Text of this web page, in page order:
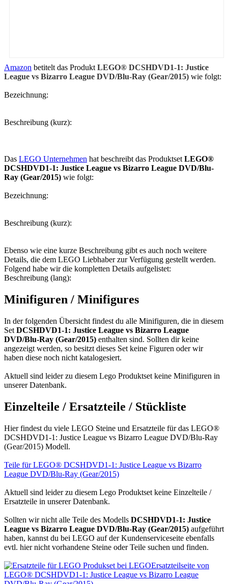
Amazon betitelt das Produkt LEGO® DCSHDVD1-1: Justice
League vs Bizarro League DVD/Blu-Ray (Gear/2015) wie folgt:
Bezeichnung:
Beschreibung (kurz):
Das LEGO Unternehmen hat beschreibt das Produktset LEGO®
DCSHDVD1-1: Justice League vs Bizarro League DVD/Blu-
Ray (Gear/2015) wie folgt:
Bezeichnung:
Beschreibung (kurz):
Ebenso wie eine kurze Beschreibung gibt es auch noch weitere
Details, die dem LEGO Liebhaber zur Verfügung gestellt werden.
Folgend habe wir die kompletten Details aufgelistet:
Beschreibung (lang):
Minifiguren / Minifigures
In der folgenden Übersicht findest du alle Minifiguren, die in diesem
Set DCSHDVD1-1: Justice League vs Bizarro League
DVD/Blu-Ray (Gear/2015) enthalten sind. Sollten dir keine
angezeigt werden, so besitzt dieses Set keine Figuren oder wir
haben diese noch nicht katalogesiert.
Aktuell sind leider zu diesem Lego Produktset keine Minifiguren in
unserer Datenbank.
Einzelteile / Ersatzteile / Stückliste
Hier findest du viele LEGO Steine und Ersatzteile für das LEGO®
DCSHDVD1-1: Justice League vs Bizarro League DVD/Blu-Ray
(Gear/2015) Modell.
Teile für LEGO® DCSHDVD1-1: Justice League vs Bizarro
League DVD/Blu-Ray (Gear/2015)
Aktuell sind leider zu diesem Lego Produktset keine Einzelteile /
Ersatzteile in unserer Datenbank.
Sollten wir nicht alle Teile des Modells DCSHDVD1-1: Justice
League vs Bizarro League DVD/Blu-Ray (Gear/2015) aufgeführt
haben, kannst du bei LEGO auf der Kundenserviceseite ebenfalls
evtl. hier nicht vorhandene Steine oder Teile suchen und finden.
Ersatzteilseite von
LEGO® DCSHDVD1-1: Justice League vs Bizarro League